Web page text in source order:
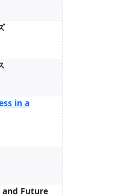
in a
and Future